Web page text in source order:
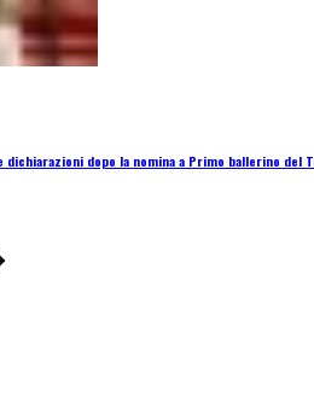
dopo la nomina a Primo ballerino del